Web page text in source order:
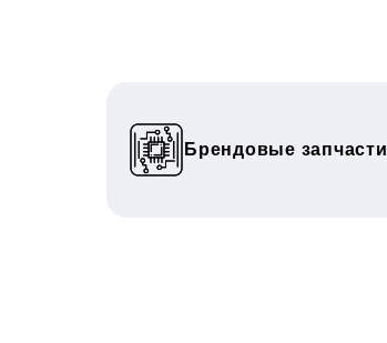
Брендовые запчасти